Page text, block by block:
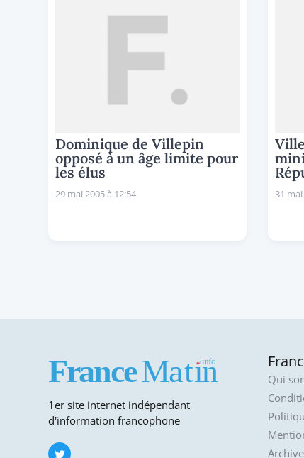
Dominique de Villepin
opposé à un âge limite pour
les élus
29 mai 2005 à 12:54 31
1er site internet indépendant
d'information francophone
Qui